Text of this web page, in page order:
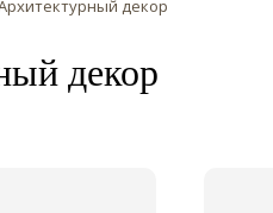
декор
декор